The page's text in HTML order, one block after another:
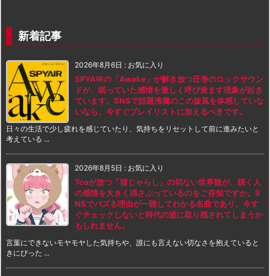
新着記事
2026年8月6日 : お気に入り
SPYAIRの「Awake」が解き放つ圧巻のロックサウン
ドが、眠っていた感情を激しく呼び覚ます現象が起き
ています。SNSで話題沸騰のこの旋風を体感していな
いなら、今すぐプレイリストに加えるべきです。
日々の生活で少し疲れを感じていたり、気持ちをリセットして前に進みたいと
考えている ...
2026年8月5日 : お気に入り
7coが放つ「猫じゃらし」の切ない世界観が、聴く人
の感情を大きく揺さぶっているのをご存知ですか。S
NSでバズる理由が一聴してわかる名曲であり、今す
ぐチェックしないと時代の波に取り残されてしまうか
もしれません。
言葉にできないモヤモヤした気持ちや、誰にも言えない切なさを抱えていると
きにぴった ...